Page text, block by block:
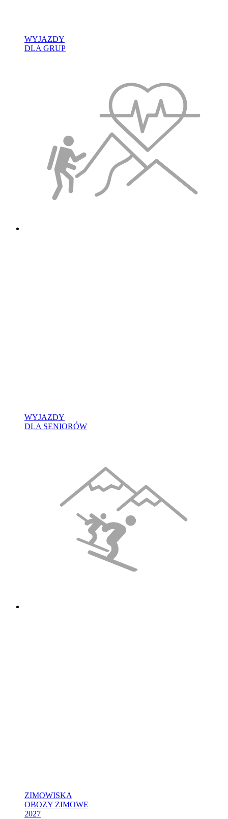
WYJAZDY
DLA GRUP
WYJAZDY
DLA SENIORÓW
ZIMOWISKA
OBOZY ZIMOWE
2027